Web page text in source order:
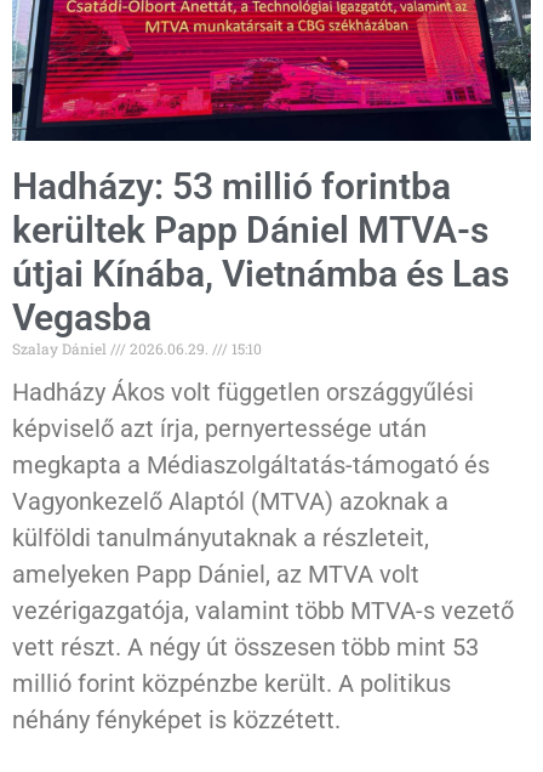
Hadházy: 53 millió forintba
kerültek Papp Dániel MTVA-s
útjai Kínába, Vietnámba és Las
Vegasba
Szalay Dániel 2026.06.29. 15:10
Hadházy Ákos volt független országgyűlési
képviselő azt írja, pernyertessége után
megkapta a Médiaszolgáltatás-támogató és
Vagyonkezelő Alaptól (MTVA) azoknak a
külföldi tanulmányutaknak a részleteit,
amelyeken Papp Dániel, az MTVA volt
vezérigazgatója, valamint több MTVA-s vezető
vett részt. A négy út összesen több mint 53
millió forint közpénzbe került. A politikus
néhány fényképet is közzétett.